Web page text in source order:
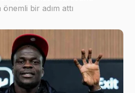
bir adım attı